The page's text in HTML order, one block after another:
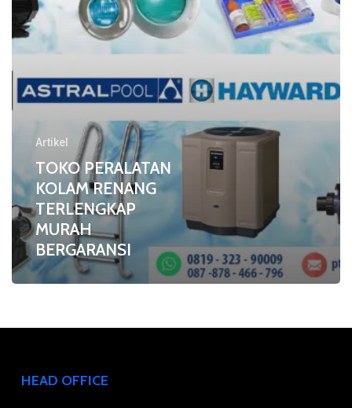
BERGARANSI
Artikel
TOKO PERALATAN
KOLAM RENANG
TERLENGKAP
MURAH
BERGARANSI
HEAD OFFICE